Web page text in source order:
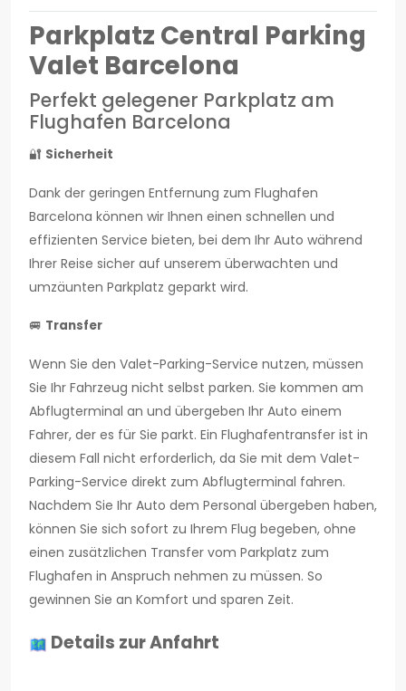
Parkplatz Central Parking
Valet Barcelona
Perfekt gelegener Parkplatz am
Flughafen Barcelona
🔐 Sicherheit
Dank der geringen Entfernung zum Flughafen
Barcelona können wir Ihnen einen schnellen und
effizienten Service bieten, bei dem Ihr Auto während
Ihrer Reise sicher auf unserem überwachten und
umzäunten Parkplatz geparkt wird.
🚐 Transfer
Wenn Sie den Valet-Parking-Service nutzen, müssen
Sie Ihr Fahrzeug nicht selbst parken. Sie kommen am
Abflugterminal an und übergeben Ihr Auto einem
Fahrer, der es für Sie parkt. Ein Flughafentransfer ist in
diesem Fall nicht erforderlich, da Sie mit dem Valet-
Parking-Service direkt zum Abflugterminal fahren.
Nachdem Sie Ihr Auto dem Personal übergeben haben,
können Sie sich sofort zu Ihrem Flug begeben, ohne
einen zusätzlichen Transfer vom Parkplatz zum
Flughafen in Anspruch nehmen zu müssen. So
gewinnen Sie an Komfort und sparen Zeit.
Details zur Anfahrt